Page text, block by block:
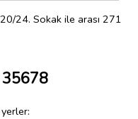
24. Sokak ile arası 271
35678